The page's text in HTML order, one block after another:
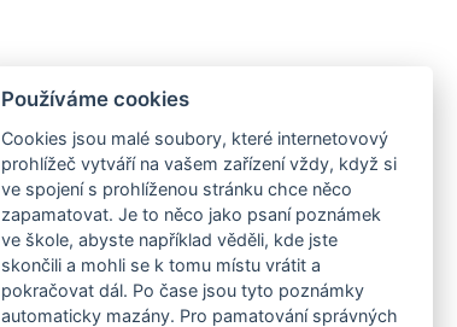
Používáme cookies
Cookies jsou malé soubory, které internetovový
prohlížeč vytváří na vašem zařízení vždy, když si
ve spojení s prohlíženou stránku chce něco
zapamatovat. Je to něco jako psaní poznámek
ve škole, abyste například věděli, kde jste
skončili a mohli se k tomu místu vrátit a
pokračovat dál. Po čase jsou tyto poznámky
automaticky mazány. Pro pamatování správných